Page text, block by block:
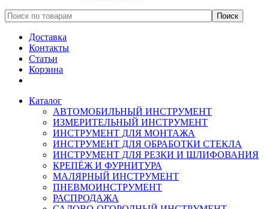
Доставка
Контакты
Статьи
Корзина
Каталог
АВТОМОБИЛЬНЫЙ ИНСТРУМЕНТ
ИЗМЕРИТЕЛЬНЫЙ ИНСТРУМЕНТ
ИНСТРУМЕНТ ДЛЯ МОНТАЖА
ИНСТРУМЕНТ ДЛЯ ОБРАБОТКИ СТЕКЛА
ИНСТРУМЕНТ ДЛЯ РЕЗКИ И ШЛИФОВАНИЯ
КРЕПЁЖ И ФУРНИТУРА
МАЛЯРНЫЙ ИНСТРУМЕНТ
ПНЕВМОИНСТРУМЕНТ
РАСПРОДАЖА